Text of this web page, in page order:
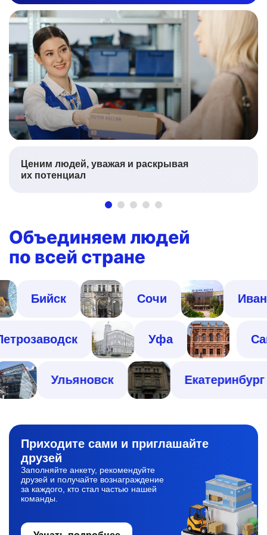
Ценим людей, уважая и раскрывая
их потенциал
Бийск Сочи Иваново
Петрозаводск Уфа
Ульяновск Екатеринбург
Приходите сами и приглашайте
друзей
Заполняйте анкету, рекомендуйте
друзей и получайте вознаграждение
за каждого, кто стал частью нашей
команды.